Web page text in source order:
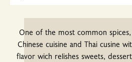
One of the most common
Chinese cuisine and Thai cusine
flavor wich relishes sweets,